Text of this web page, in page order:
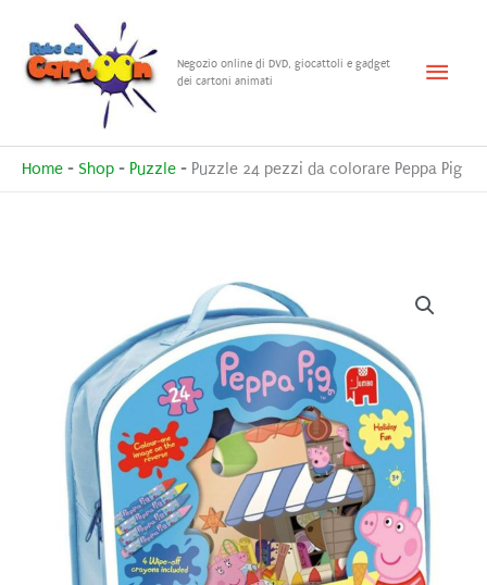
contenuto
Negozio online di DVD, giocattoli e gadget
dei cartoni animati
Menu
Home - Shop - Puzzle - Puzzle 24 pezzi da colorare Peppa Pig